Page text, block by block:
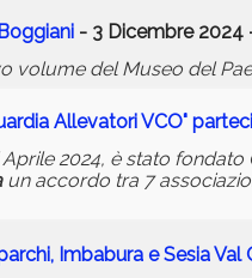
- 3 Dicembre 2024
volume del Museo del
Allevatori VCO"
2024, è stato fondato
un accordo tra 7
Imbabura e Sesia Val